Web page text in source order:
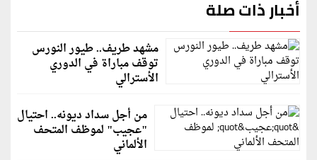
أخبار ذات صلة
مشهد طريف.. طيور النورس
توقف مباراة في الدوري
الأسترالي
من أجل سداد ديونه.. احتيال
"عجيب" لموظف المتحف
الألماني